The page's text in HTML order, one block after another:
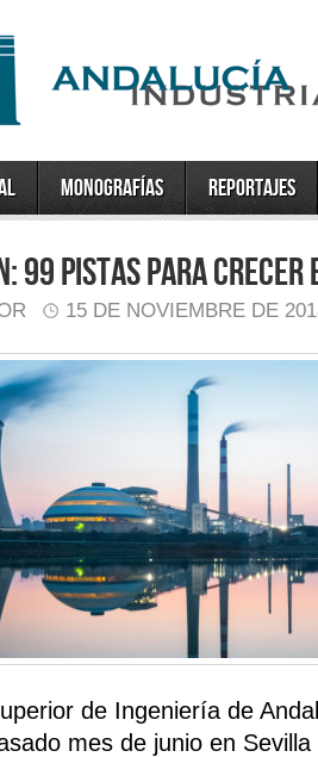
Monografías Reportajes
99 pistas para crecer
15 DE NOVIEMBRE DE
de Ingeniería de
mes de junio en